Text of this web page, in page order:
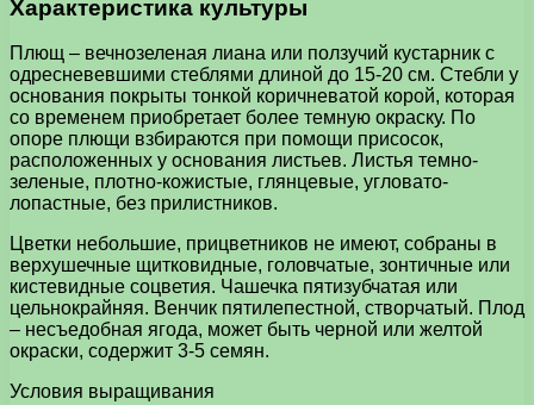
Характеристика культуры
Плющ – вечнозеленая лиана или ползучий кустарник с
одресневевшими стеблями длиной до 15-20 см. Стебли у
основания покрыты тонкой коричневатой корой, которая
со временем приобретает более темную окраску. По
опоре плющи взбираются при помощи присосок,
расположенных у основания листьев. Листья темно-
зеленые, плотно-кожистые, глянцевые, угловато-
лопастные, без прилистников.
Цветки небольшие, прицветников не имеют, собраны в
верхушечные щитковидные, головчатые, зонтичные или
кистевидные соцветия. Чашечка пятизубчатая или
цельнокрайняя. Венчик пятилепестной, створчатый. Плод
– несъедобная ягода, может быть черной или желтой
окраски, содержит 3-5 семян.
Условия выращивания